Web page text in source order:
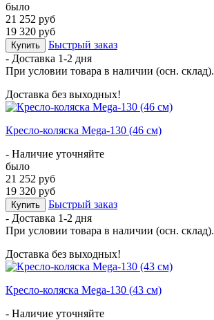
было
21 252 руб
19 320 руб
Купить
Быстрый заказ
- Доставка 1-2 дня
При условии товара в наличии (осн. склад).
Доставка без выходных!
Кресло-коляска Mega-130 (46 см)
- Наличие уточняйте
было
21 252 руб
19 320 руб
Купить
Быстрый заказ
- Доставка 1-2 дня
При условии товара в наличии (осн. склад).
Доставка без выходных!
Кресло-коляска Mega-130 (43 см)
- Наличие уточняйте